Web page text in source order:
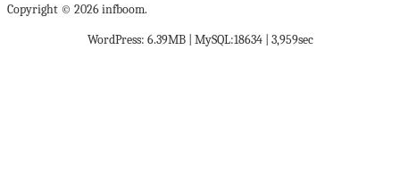
Copyright © 2026 infboom.
WordPress: 6.39MB | MySQL:18634 | 3,959sec